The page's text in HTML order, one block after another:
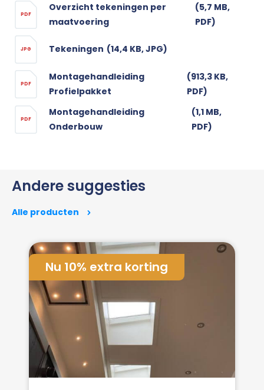
PDF
Overzicht tekeningen per
maatvoering
(5,7 MB,
PDF)
JPG Tekeningen (14,4 KB, JPG)
PDF
Montagehandleiding
Profielpakket
(913,3 KB,
PDF)
PDF
Montagehandleiding
Onderbouw
(1,1 MB,
PDF)
Andere suggesties
Alle producten
Nu 10% extra korting